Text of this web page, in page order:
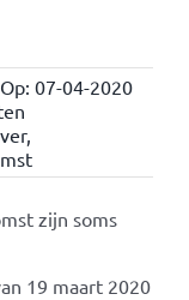
07-04-2020
,
zijn soms
19 maart 2020